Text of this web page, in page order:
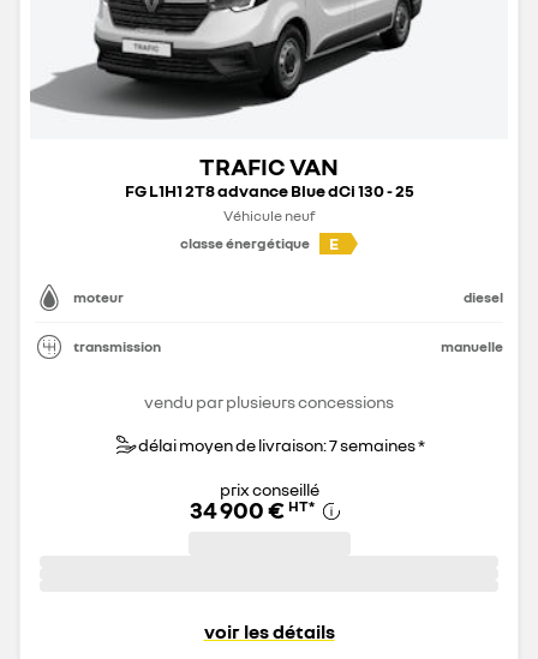
TRAFIC VAN
FG L1H1 2T8 advance Blue dCi 130 - 25
Véhicule neuf
classe énergétique
E
moteur diesel
transmission manuelle
vendu par plusieurs concessions
délai moyen de livraison: 7 semaines *
prix conseillé
34 900 € HT*
voir les détails